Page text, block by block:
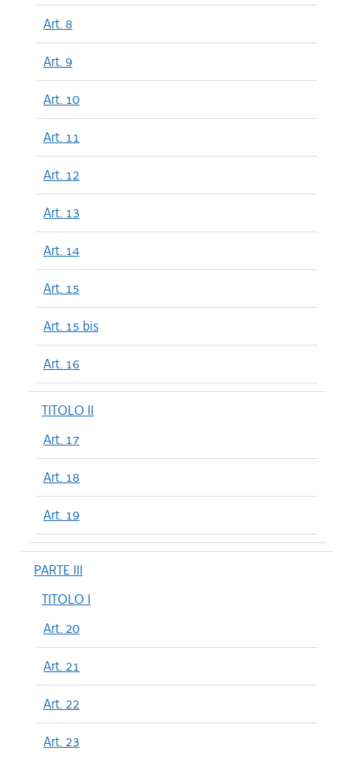
Art. 8
Art. 9
Art. 10
Art. 11
Art. 12
Art. 13
Art. 14
Art. 15
Art. 15 bis
Art. 16
TITOLO II
Art. 17
Art. 18
Art. 19
PARTE III
TITOLO I
Art. 20
Art. 21
Art. 22
Art. 23